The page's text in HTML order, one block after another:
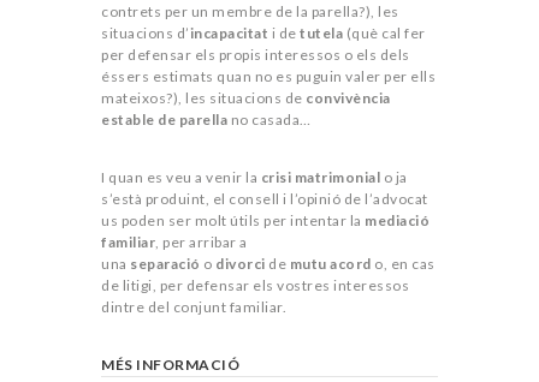
contrets per un membre de la parella?), les
situacions d’ incapacitat i de tutela (què cal fer
per defensar els propis interessos o els dels
éssers estimats quan no es puguin valer per ells
mateixos?), les situacions de convivència
estable de parella no casada…
I quan es veu a venir la crisi matrimonial o ja
s’està produint, el consell i l’opinió de l’advocat
us poden ser molt útils per intentar la mediació
familiar , per arribar a
una separació o divorci de mutu acord o, en cas
de litigi, per defensar els vostres interessos
dintre del conjunt familiar.
MÉS INFORMACIÓ